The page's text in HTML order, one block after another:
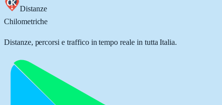
Distanze
Chilometriche
Distanze, percorsi e traffico in tempo reale in tutta Italia.